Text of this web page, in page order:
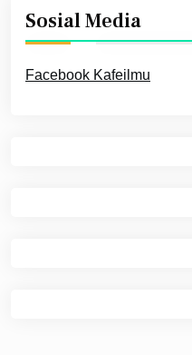
Sosial Media
Facebook Kafeilmu